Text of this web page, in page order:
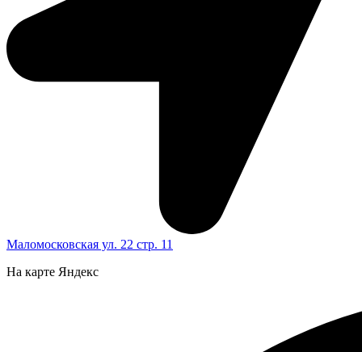
Маломосковская ул. 22 стр. 11
На карте Яндекс